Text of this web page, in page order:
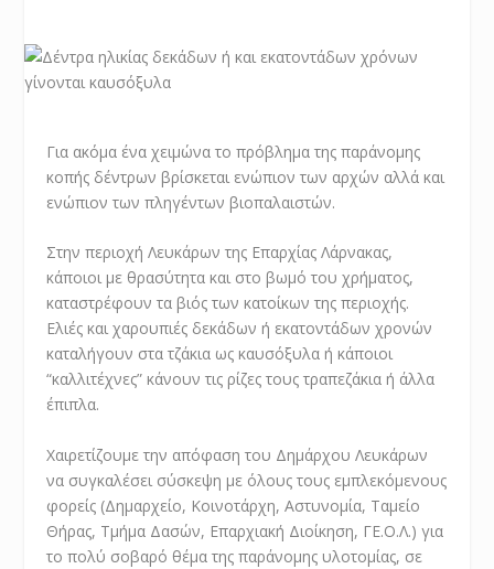
Για ακόμα ένα χειμώνα το πρόβλημα της παράνομης
κοπής δέντρων βρίσκεται ενώπιον των αρχών αλλά και
ενώπιον των πληγέντων βιοπαλαιστών.
Στην περιοχή Λευκάρων της Eπαρχίας Λάρνακας,
κάποιοι με θρασύτητα και στο βωμό του χρήματος,
καταστρέφουν τα βιός των κατοίκων της περιοχής.
Ελιές και χαρουπιές δεκάδων ή εκατοντάδων χρονών
καταλήγουν στα τζάκια ως καυσόξυλα ή κάποιοι
“καλλιτέχνες” κάνουν τις ρίζες τους τραπεζάκια ή άλλα
έπιπλα.
Χαιρετίζουμε την απόφαση του Δημάρχου Λευκάρων
να συγκαλέσει σύσκεψη με όλους τους εμπλεκόμενους
φορείς (Δημαρχείο, Κοινοτάρχη, Αστυνομία, Ταμείο
Θήρας, Τμήμα Δασών, Επαρχιακή Διοίκηση, ΓΕ.Ο.Λ.) για
το πολύ σοβαρό θέμα της παράνομης υλοτομίας, σε